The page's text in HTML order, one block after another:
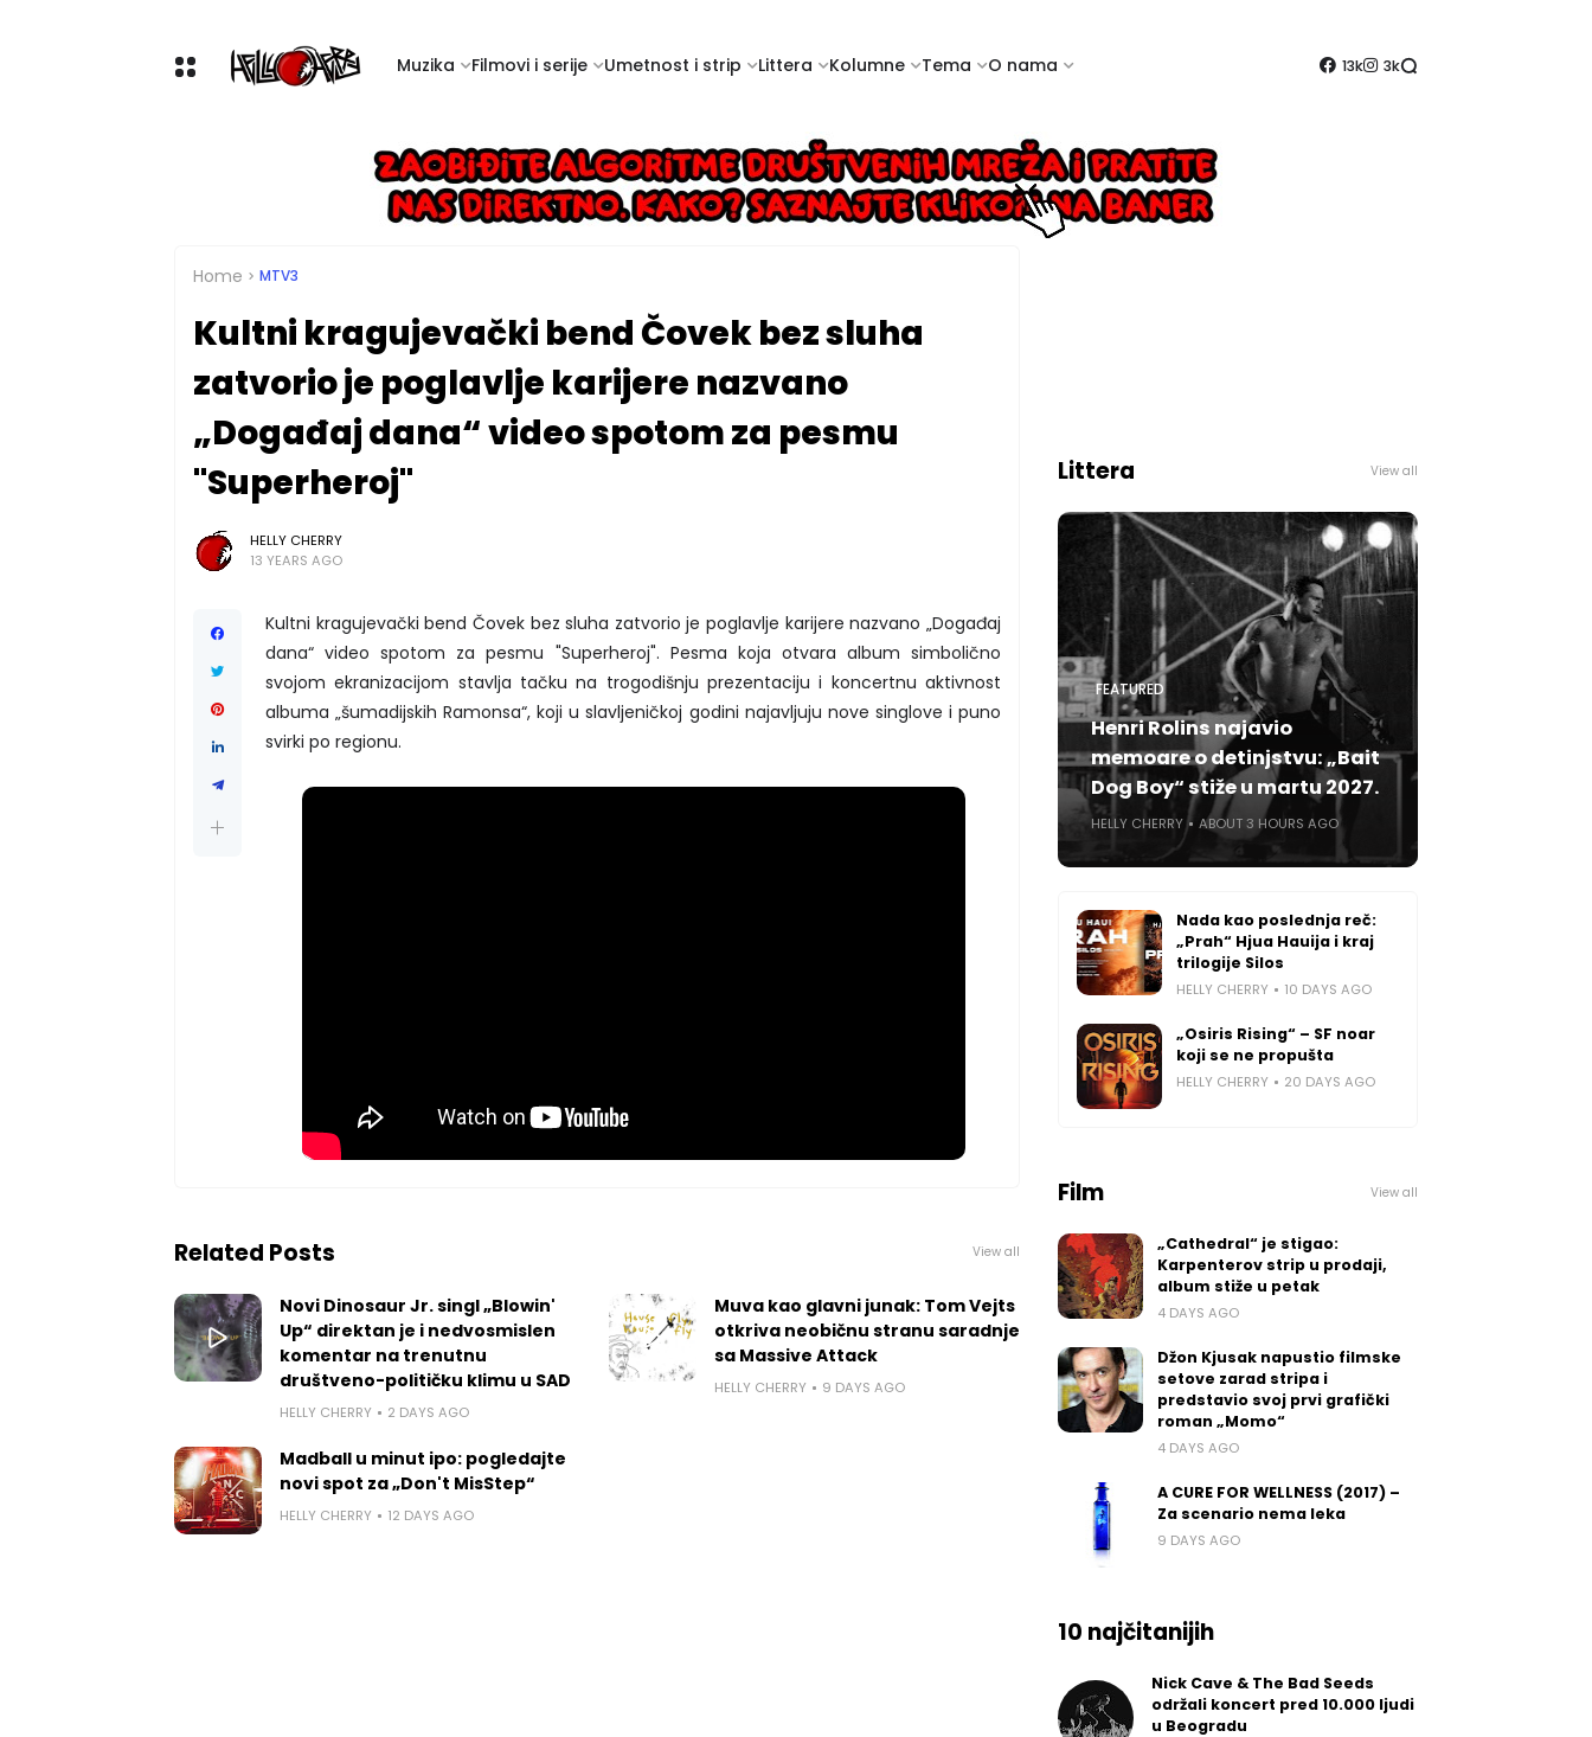
Muzika Filmovi i serije Umetnost i strip Littera Kolumne Tema O nama 13k 3k
Home MTV3
Kultni kragujevački bend Čovek bez sluha
zatvorio je poglavlje karijere nazvano
„Događaj dana“ video spotom za pesmu
"Superheroj"
HELLY CHERRY
13 YEARS AGO
Kultni kragujevački bend Čovek bez sluha zatvorio je poglavlje karijere nazvano „Događaj
dana“ video spotom za pesmu "Superheroj". Pesma koja otvara album simbolično
svojom ekranizacijom stavlja tačku na trogodišnju prezentaciju i koncertnu aktivnost
albuma „šumadijskih Ramonsa“, koji u slavljeničkoj godini najavljuju nove singlove i puno
svirki po regionu.
Related Posts View all
Novi Dinosaur Jr. singl „Blowin'
Up“ direktan je i nedvosmislen
komentar na trenutnu
društveno-političku klimu u SAD
HELLY CHERRY 2 DAYS AGO
Muva kao glavni junak: Tom Vejts
otkriva neobičnu stranu saradnje
sa Massive Attack
HELLY CHERRY 9 DAYS AGO
Madball u minut ipo: pogledajte
novi spot za „Don't MisStep“
HELLY CHERRY 12 DAYS AGO
Littera View all
FEATURED
Henri Rolins najavio
memoare o detinjstvu: „Bait
Dog Boy“ stiže u martu 2027.
HELLY CHERRY ABOUT 3 HOURS AGO
Nada kao poslednja reč:
„Prah“ Hjua Hauija i kraj
trilogije Silos
HELLY CHERRY 10 DAYS AGO
„Osiris Rising“ – SF noar
koji se ne propušta
HELLY CHERRY 20 DAYS AGO
Film View all
„Cathedral“ je stigao:
Karpenterov strip u prodaji,
album stiže u petak
4 DAYS AGO
Džon Kjusak napustio filmske
setove zarad stripa i
predstavio svoj prvi grafički
roman „Momo“
4 DAYS AGO
A CURE FOR WELLNESS (2017) –
Za scenario nema leka
9 DAYS AGO
10 najčitanijih
Nick Cave & The Bad Seeds
održali koncert pred 10.000 ljudi
u Beogradu